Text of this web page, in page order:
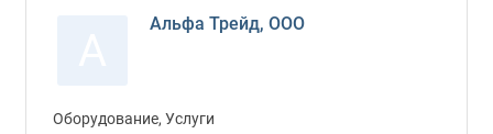
Альфа Трейд, ООО
Оборудование, Услуги